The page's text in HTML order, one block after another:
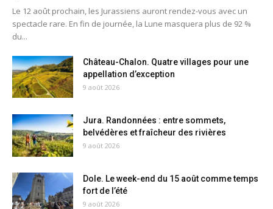
Le 12 août prochain, les Jurassiens auront rendez-vous avec un
spectacle rare. En fin de journée, la Lune masquera plus de 92 %
du...
Château-Chalon. Quatre villages pour une
appellation d’exception
9 août 2026
Jura. Randonnées : entre sommets,
belvédères et fraîcheur des rivières
9 août 2026
Dole. Le week-end du 15 août comme temps
fort de l’été
9 août 2026